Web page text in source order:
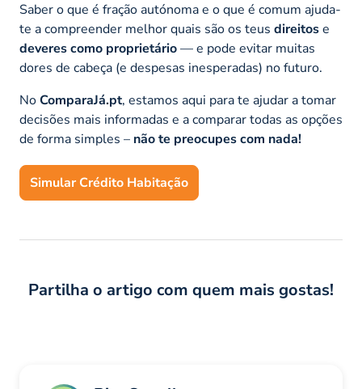
Saber o que é fração autónoma e o que é comum ajuda-
te a compreender melhor quais são os teus direitose
deveres como proprietário— e pode evitar muitas
dores de cabeça (e despesas inesperadas) no futuro.
NoComparaJá.pt, estamos aqui para te ajudar a tomar
decisões mais informadas e a comparar todas as opções
de forma simples – não te preocupes com nada!
Simular Crédito Habitação
Partilha o artigo com quem mais gostas!